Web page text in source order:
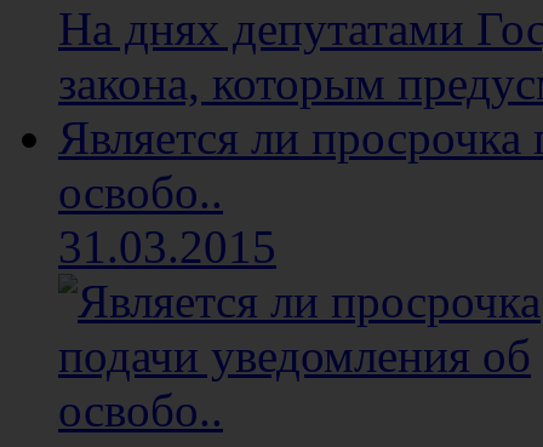
На днях депутатами
закона, которым
Является ли
освобо..
31.03.2015